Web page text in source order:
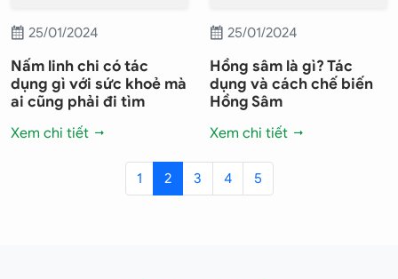
25/01/2024
Nấm linh chi có tác
dụng gì với sức khoẻ mà
ai cũng phải đi tìm
Xem chi tiết
25/01/2024
Hồng sâm là gì? Tác
dụng và cách chế biến
Hồng Sâm
Xem chi tiết
1
2
3
4
5